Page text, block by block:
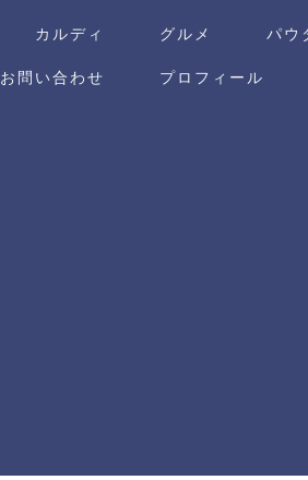
カルディ グルメ パウ
お問い合わせ プロフィール